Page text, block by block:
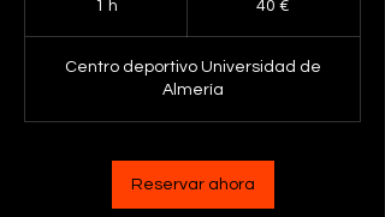
1 h 40 €
Centro deportivo Universidad de
Almería
Reservar ahora